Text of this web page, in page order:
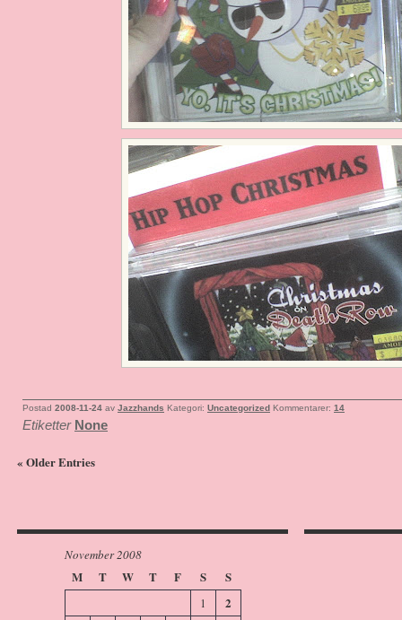
Postad 2008-11-24 av Jazzhands Kategori: Uncategorized Kommentarer: 14
Etiketter None
« Older Entries
November 2008
M T W T F S S
1 2